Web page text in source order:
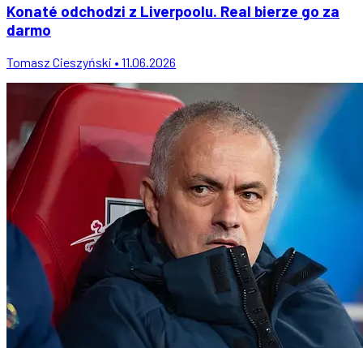
Konaté odchodzi z Liverpoolu. Real bierze go za
darmo
Tomasz Cieszyński • 11.06.2026